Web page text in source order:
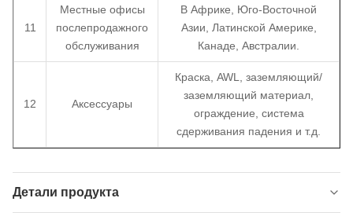
11
Местные офисы
послепродажного
обслуживания
В Африке, Юго-Восточной
Азии, Латинской Америке,
Канаде, Австралии.
12 Аксессуары
Краска, AWL, заземляющий/
заземляющий материал,
ограждение, система
сдерживания падения и т.д.
Детали продукта